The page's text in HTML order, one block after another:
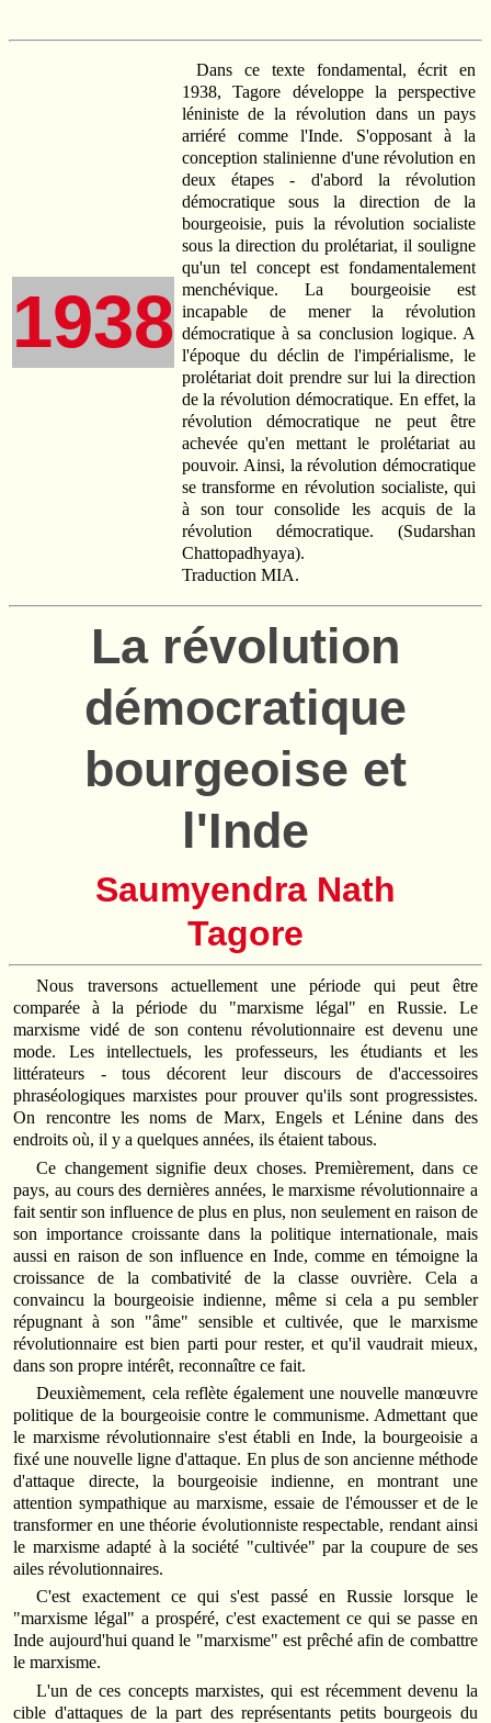
1938
Dans ce texte fondamental, écrit en
1938, Tagore développe la perspective
léniniste de la révolution dans un pays
arriéré comme l'Inde. S'opposant à la
conception stalinienne d'une révolution en
deux étapes - d'abord la révolution
démocratique sous la direction de la
bourgeoisie, puis la révolution socialiste
sous la direction du prolétariat, il souligne
qu'un tel concept est fondamentalement
menchévique. La bourgeoisie est
incapable de mener la révolution
démocratique à sa conclusion logique. A
l'époque du déclin de l'impérialisme, le
prolétariat doit prendre sur lui la direction
de la révolution démocratique. En effet, la
révolution démocratique ne peut être
achevée qu'en mettant le prolétariat au
pouvoir. Ainsi, la révolution démocratique
se transforme en révolution socialiste, qui
à son tour consolide les acquis de la
révolution démocratique. (Sudarshan
Chattopadhyaya).
Traduction MIA.
La révolution
démocratique
bourgeoise et
l'Inde
Saumyendra Nath
Tagore
Nous traversons actuellement une période qui peut être
comparée à la période du "marxisme légal" en Russie. Le
marxisme vidé de son contenu révolutionnaire est devenu une
mode. Les intellectuels, les professeurs, les étudiants et les
littérateurs - tous décorent leur discours de d'accessoires
phraséologiques marxistes pour prouver qu'ils sont progressistes.
On rencontre les noms de Marx, Engels et Lénine dans des
endroits où, il y a quelques années, ils étaient tabous.
Ce changement signifie deux choses. Premièrement, dans ce
pays, au cours des dernières années, le marxisme révolutionnaire a
fait sentir son influence de plus en plus, non seulement en raison de
son importance croissante dans la politique internationale, mais
aussi en raison de son influence en Inde, comme en témoigne la
croissance de la combativité de la classe ouvrière. Cela a
convaincu la bourgeoisie indienne, même si cela a pu sembler
répugnant à son "âme" sensible et cultivée, que le marxisme
révolutionnaire est bien parti pour rester, et qu'il vaudrait mieux,
dans son propre intérêt, reconnaître ce fait.
Deuxièmement, cela reflète également une nouvelle manœuvre
politique de la bourgeoisie contre le communisme. Admettant que
le marxisme révolutionnaire s'est établi en Inde, la bourgeoisie a
fixé une nouvelle ligne d'attaque. En plus de son ancienne méthode
d'attaque directe, la bourgeoisie indienne, en montrant une
attention sympathique au marxisme, essaie de l'émousser et de le
transformer en une théorie évolutionniste respectable, rendant ainsi
le marxisme adapté à la société "cultivée" par la coupure de ses
ailes révolutionnaires.
C'est exactement ce qui s'est passé en Russie lorsque le
"marxisme légal" a prospéré, c'est exactement ce qui se passe en
Inde aujourd'hui quand le "marxisme" est prêché afin de combattre
le marxisme.
L'un de ces concepts marxistes, qui est récemment devenu la
cible d'attaques de la part des représentants petits bourgeois du